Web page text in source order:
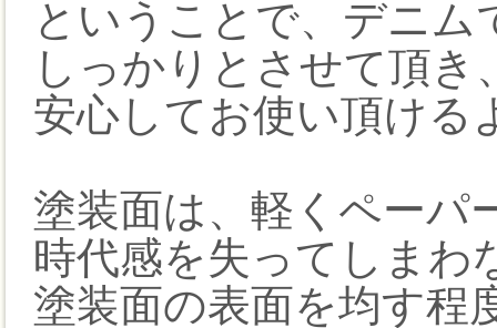
ということで、デニ
しっかりとさせて頂き
安心してお使い頂ける
塗装面は、軽くペーパ
時代感を失ってしまわ
塗装面の表面を均す程